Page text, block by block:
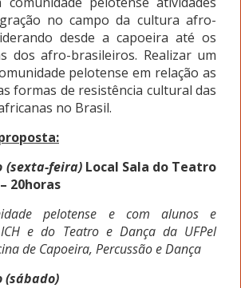
no campo da cultura afro-
desde a capoeira até os
dos afro-brasileiros. Realizar um
pelotense em relação as
formas de resistência cultural das
no Brasil.
(sexta-feira) Local Sala do Teatro
20horas
pelotense e com alunos e
e do Teatro e Dança da UFPel
de Capoeira, Percussão e Dança
(sábado)